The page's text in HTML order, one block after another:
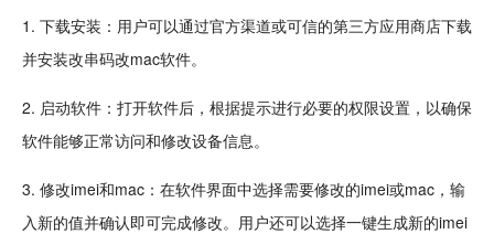
1. 下载安装：用户可以通过官方渠道或可信的第三方应用商店下载
并安装改串码改mac软件。
2. 启动软件：打开软件后，根据提示进行必要的权限设置，以确保
软件能够正常访问和修改设备信息。
3. 修改imei和mac：在软件界面中选择需要修改的imei或mac，输
入新的值并确认即可完成修改。用户还可以选择一键生成新的imei